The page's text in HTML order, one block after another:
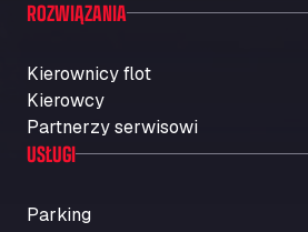
ROZWIĄZANIA
Kierownicy flot
Kierowcy
Partnerzy serwisowi
USŁUGI
Parking